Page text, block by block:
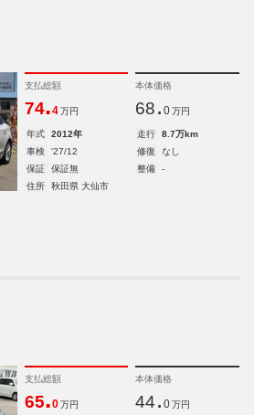
支払総額
74.4 万円
本体価格
68. 0 万円
年式 2012年 走行
8.7万km
車検
'27/12 修復
なし
保証
保証無 整備
-
住所
秋田県 大仙市
支払総額
65.0 万円
本体価格
44. 0 万円